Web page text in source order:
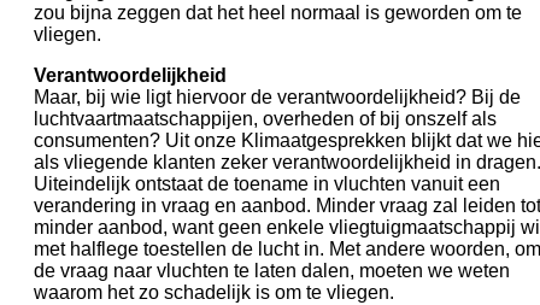
zou bijna zeggen dat het heel normaal is geworden om te
vliegen.
Verantwoordelijkheid
Maar, bij wie ligt hiervoor de verantwoordelijkheid? Bij de
luchtvaartmaatschappijen, overheden of bij onszelf als
consumenten? Uit onze Klimaatgesprekken blijkt dat we
als vliegende klanten zeker verantwoordelijkheid in dragen.
Uiteindelijk ontstaat de toename in vluchten vanuit een
verandering in vraag en aanbod. Minder vraag zal leiden tot
minder aanbod, want geen enkele vliegtuigmaatschappij
met halflege toestellen de lucht in. Met andere woorden, om
de vraag naar vluchten te laten dalen, moeten we weten
waarom het zo schadelijk is om te vliegen.